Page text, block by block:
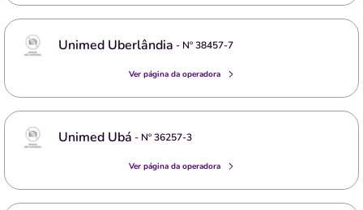
Unimed Uberlândia - Nº38457-7
Ver página da operadora
Unimed Ubá - Nº36257-3
Ver página da operadora